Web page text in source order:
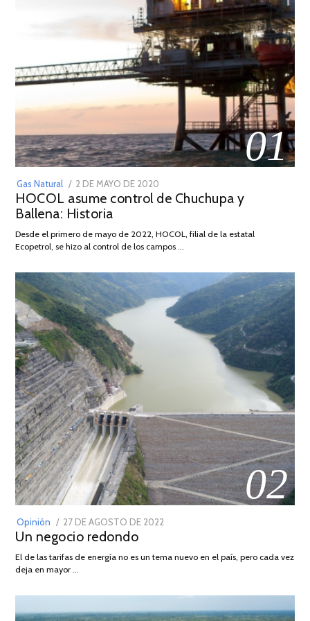
01
Gas Natural
POSTED
ON
2 DE MAYO DE 2020
DE
2026
HOCOL asume control de Chuchupa y
Ballena: Historia
Desde el primero de mayo de 2022, HOCOL, filial de la estatal
Ecopetrol, se hizo al control de los campos …
02
Opinión
POSTED
ON
27 DE AGOSTO DE 2022
DE
Un negocio redondo
El de las tarifas de energía no es un tema nuevo en el país, pero cada vez
deja en mayor …